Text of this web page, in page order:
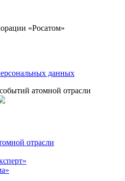
«Росатом»
данных
атомной отрасли
отрасли